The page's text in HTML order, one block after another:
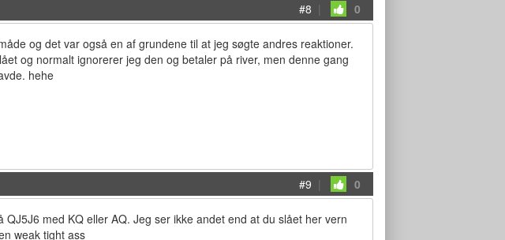
#8 | 0
og det var også en af grundene til at jeg søgte andres reaktioner.
og normalt ignorerer jeg den og betaler på river, men denne gang
hehe
#9 | 0
med KQ eller AQ. Jeg ser ikke andet end at du slået her vern
weak tight ass